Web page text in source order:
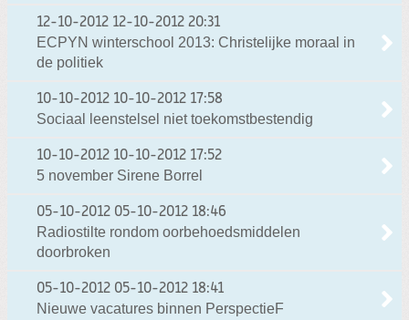
12-10-2012 12-10-2012 20:31
ECPYN winterschool 2013: Christelijke moraal in
de politiek
10-10-2012 10-10-2012 17:58
Sociaal leenstelsel niet toekomstbestendig
10-10-2012 10-10-2012 17:52
5 november Sirene Borrel
05-10-2012 05-10-2012 18:46
Radiostilte rondom oorbehoedsmiddelen
doorbroken
05-10-2012 05-10-2012 18:41
Nieuwe vacatures binnen PerspectieF